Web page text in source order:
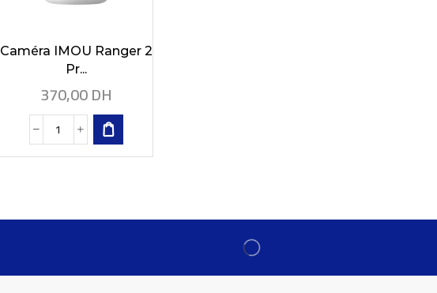
Caméra IMOU Ranger 2
Pr...
370,00DH